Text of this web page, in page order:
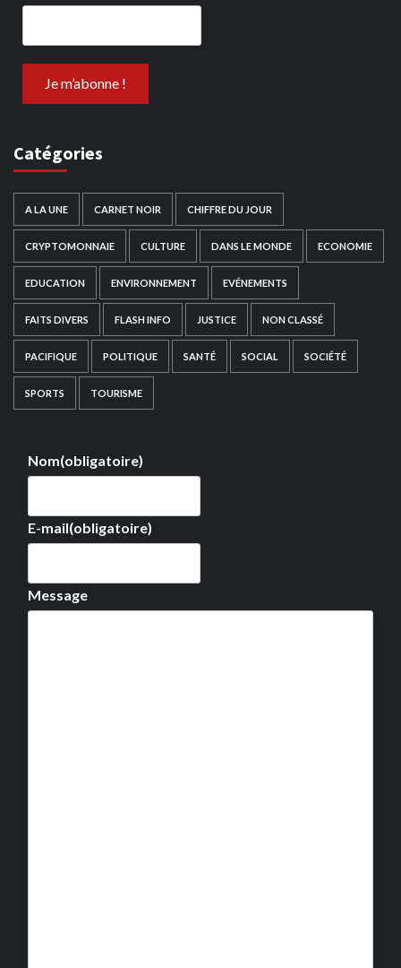
Catégories
A LA UNE CARNET NOIR CHIFFRE DU JOUR
CRYPTOMONNAIE CULTURE DANS LE MONDE ECONOMIE
EDUCATION ENVIRONNEMENT EVÉNEMENTS
FAITS DIVERS FLASH INFO JUSTICE NON CLASSÉ
PACIFIQUE POLITIQUE SANTÉ SOCIAL SOCIÉTÉ
SPORTS TOURISME
Nom(obligatoire)
E-mail(obligatoire)
Message